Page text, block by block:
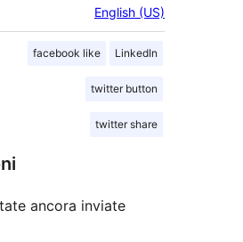
English (US)
facebook like LinkedIn
twitter button
twitter share
ancora inviate